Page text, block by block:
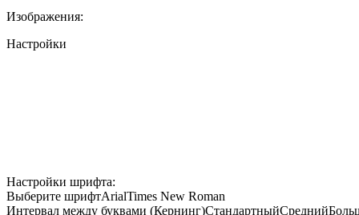
Изображения:
Настройки
Настройки шрифта:
Выберите шрифтArialTimes New Roman
Интервал между буквами (Кернинг)СтандартныйСредний